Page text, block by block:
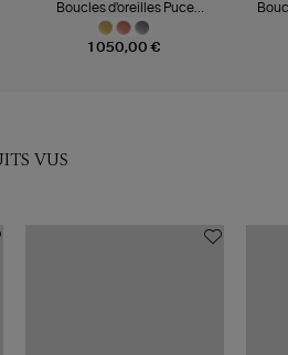
1 050,00 €
Boucles d'oreilles Puce
Diamants Or
VUS